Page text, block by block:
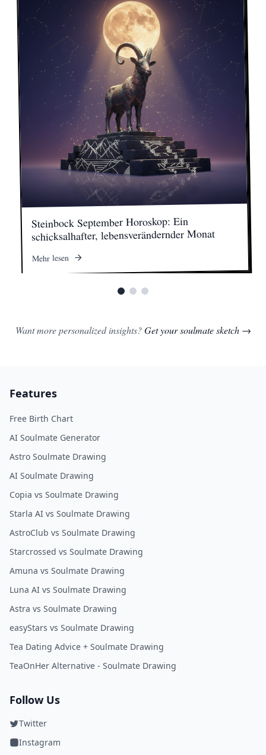
Steinbock September Horoskop: Ein
schicksalhafter, lebensverändernder Monat
Mehr lesen
Want more personalized insights? Get your soulmate sketch →
Features
Free Birth Chart
AI Soulmate Generator
Astro Soulmate Drawing
AI Soulmate Drawing
Copia vs Soulmate Drawing
Starla AI vs Soulmate Drawing
AstroClub vs Soulmate Drawing
Starcrossed vs Soulmate Drawing
Amuna vs Soulmate Drawing
Luna AI vs Soulmate Drawing
Astra vs Soulmate Drawing
easyStars vs Soulmate Drawing
Tea Dating Advice + Soulmate Drawing
TeaOnHer Alternative - Soulmate Drawing
Follow Us
Twitter
Instagram